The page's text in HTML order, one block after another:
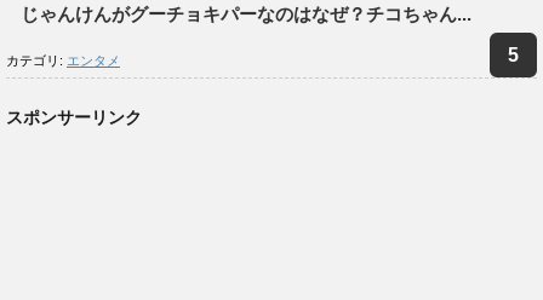
じゃんけんがグーチョキパーなのはなぜ？チコちゃん...
カテゴリ: エンタメ
スポンサーリンク